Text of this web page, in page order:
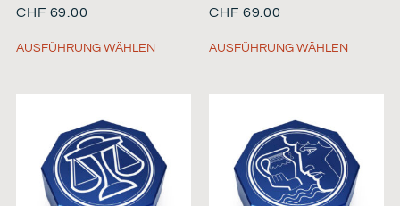
CHF 69.00
AUSFÜHRUNG WÄHLEN
CHF 69.00
AUSFÜHRUNG WÄHLEN